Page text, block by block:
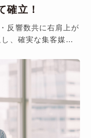
確立！
反響数共に右肩上が